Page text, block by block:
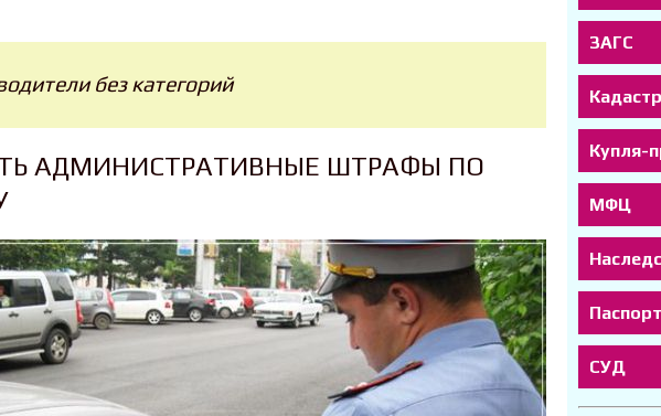
без категорий
АДМИНИСТРАТИВНЫЕ ШТРАФЫ ПО
ЗАГС
Купля-
МФЦ
СУД